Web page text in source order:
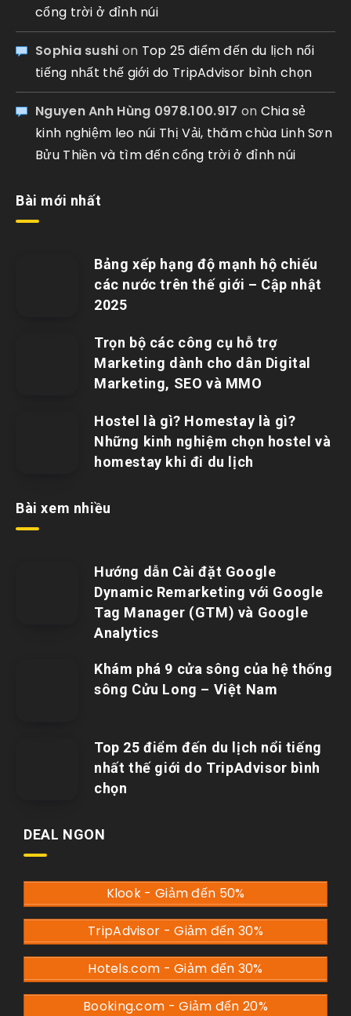
cổng trời ở đỉnh núi
Sophia sushi on Top 25 điểm đến du lịch nổi
tiếng nhất thế giới do TripAdvisor bình chọn
Nguyen Anh Hùng 0978.100.917 on Chia sẻ
kinh nghiệm leo núi Thị Vải, thăm chùa Linh Sơn
Bửu Thiền và tìm đến cổng trời ở đỉnh núi
Bài mới nhất
Bảng xếp hạng độ mạnh hộ chiếu
các nước trên thế giới – Cập nhật
2025
Trọn bộ các công cụ hỗ trợ
Marketing dành cho dân Digital
Marketing, SEO và MMO
Hostel là gì? Homestay là gì?
Những kinh nghiệm chọn hostel và
homestay khi đi du lịch
Bài xem nhiều
Hướng dẫn Cài đặt Google
Dynamic Remarketing với Google
Tag Manager (GTM) và Google
Analytics
Khám phá 9 cửa sông của hệ thống
sông Cửu Long – Việt Nam
Top 25 điểm đến du lịch nổi tiếng
nhất thế giới do TripAdvisor bình
chọn
DEAL NGON
Klook - Giảm đến 50%
TripAdvisor - Giảm đến 30%
Hotels.com - Giảm đến 30%
Booking.com - Giảm đến 20%